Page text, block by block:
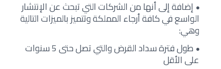
إضافة إلى أنها من الشركات التي تبحث عن الإنتشار
الواسع في كافة أرجاء المملكة وتتميز بالميزات التالية
وهي:
طول فترة سداد القرض والتي تصل حتى 5 سنوات
على الأقل